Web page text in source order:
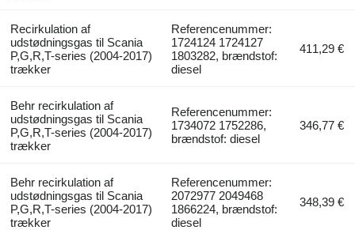
Recirkulation af
udstødningsgas til Scania
P,G,R,T-series (2004-2017)
trækker
Referencenummer:
1724124 1724127
1803282, brændstof:
diesel
411,29 €
Behr recirkulation af
udstødningsgas til Scania
P,G,R,T-series (2004-2017)
trækker
Referencenummer:
1734072 1752286,
brændstof: diesel
346,77 €
Behr recirkulation af
udstødningsgas til Scania
P,G,R,T-series (2004-2017)
trækker
Referencenummer:
2072977 2049468
1866224, brændstof:
diesel
348,39 €